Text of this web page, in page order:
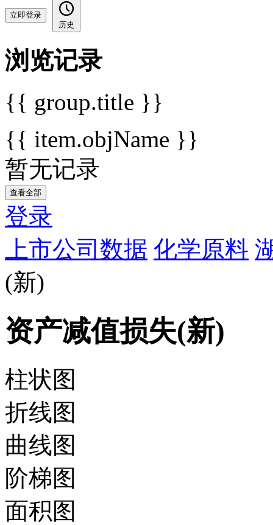
立即登录
历史
浏览记录
{{ group.title }}
{{ item.objName }}
暂无记录
查看全部
登录
上市公司数据 化学原料
(新)
资产减值损失(新)
柱状图
折线图
曲线图
阶梯图
面积图